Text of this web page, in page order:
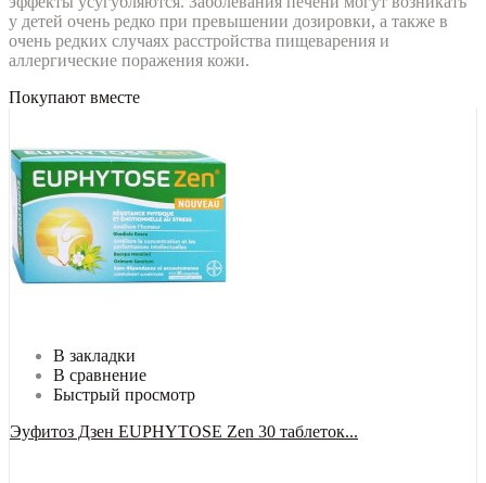
у детей очень редко при превышении дозировки, а также в
очень редких случаях расстройства пищеварения и
аллергические поражения кожи.
Покупают вместе
В закладки
В сравнение
Быстрый просмотр
Эуфитоз Дзен EUPHYTOSE Zen 30 таблеток...